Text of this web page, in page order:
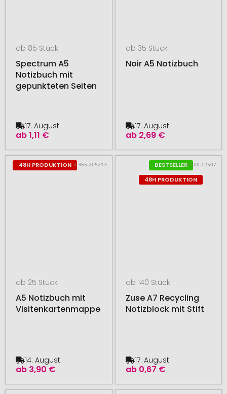
ab 85 Stück
Spectrum A5
Notizbuch mit
gepunkteten Seiten
ab1,11 €
17. August
ab 35 Stück
Noir A5 Notizbuch
ab 2,69 €
17. August
48H PRODUKTION # 365.205213
ab 25 Stück
A5 Notizbuch mit
Visitenkartenmappe
ab 3,90 €
14. August
BESTSELLER
48H PRODUKTION
# 500.12507
ab 140 Stück
Zuse A7 Recycling
Notizblock mit Stift
ab 0,67 €
17. August